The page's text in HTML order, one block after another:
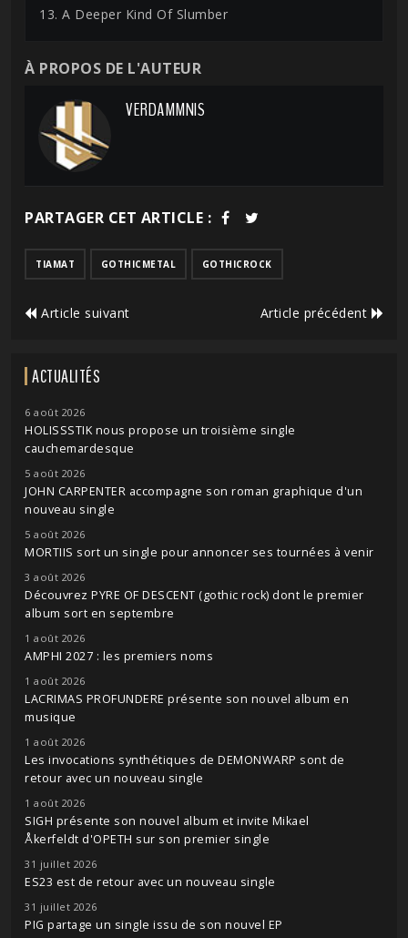
13. A Deeper Kind Of Slumber
À PROPOS DE L'AUTEUR
VERDAMMNIS
PARTAGER CET ARTICLE :
TIAMAT GOTHICMETAL GOTHICROCK
Article suivant Article précédent
ACTUALITÉS
6 août 2026
HOLISSSTIK nous propose un troisième single
cauchemardesque
5 août 2026
JOHN CARPENTER accompagne son roman graphique d'un
nouveau single
5 août 2026
MORTIIS sort un single pour annoncer ses tournées à venir
3 août 2026
Découvrez PYRE OF DESCENT (gothic rock) dont le premier
album sort en septembre
1 août 2026
AMPHI 2027 : les premiers noms
1 août 2026
LACRIMAS PROFUNDERE présente son nouvel album en
musique
1 août 2026
Les invocations synthétiques de DEMONWARP sont de
retour avec un nouveau single
1 août 2026
SIGH présente son nouvel album et invite Mikael
Åkerfeldt d'OPETH sur son premier single
31 juillet 2026
ES23 est de retour avec un nouveau single
31 juillet 2026
PIG partage un single issu de son nouvel EP